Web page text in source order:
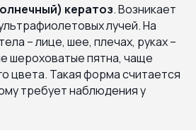
кератоз. Возникает
лучей. На
– лице, шее, плечах, руках –
шероховатые пятна, чаще
цвета. Такая форма считается
требует наблюдения у